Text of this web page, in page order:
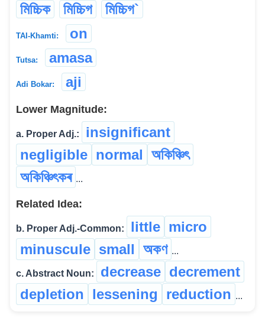
মিচ্চিক
মিচ্চিগ মিচ্চিগ`
TAI-Khamti: on
Tutsa: amasa
Adi Bokar: aji
Lower Magnitude:
a. Proper Adj.:
insignificant
negligible normal অকিঞ্চিৎ
অকিঞ্চিৎকৰ ...
Related Idea:
b. Proper Adj.-Common: little micro
minuscule small অকণ ...
c. Abstract Noun: decrease decrement
depletion lessening reduction ...